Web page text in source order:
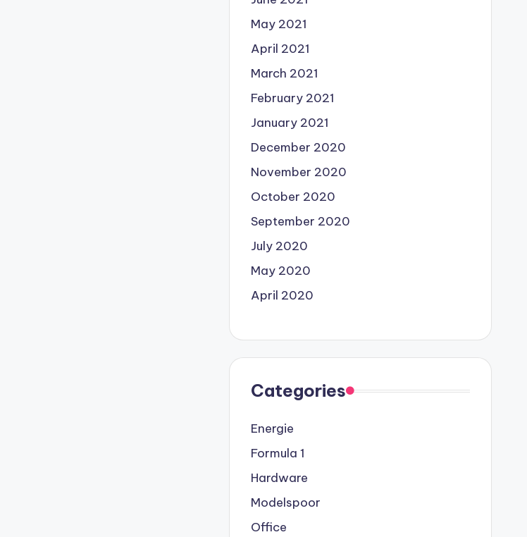
May 2021
April 2021
March 2021
February 2021
January 2021
December 2020
November 2020
October 2020
September 2020
July 2020
May 2020
April 2020
Categories
Energie
Formula 1
Hardware
Modelspoor
Office